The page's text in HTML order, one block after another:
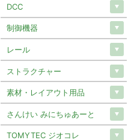
DCC
制御機器
レール
ストラクチャー
素材・レイアウト用品
さんけい みにちゅあーと
TOMYTEC ジオコレ